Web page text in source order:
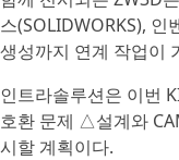
스(SOLIDWORKS),
생성까지 연계 작업이
인트라솔루션은 이번
호환 문제 △설계와
시할 계획이다.